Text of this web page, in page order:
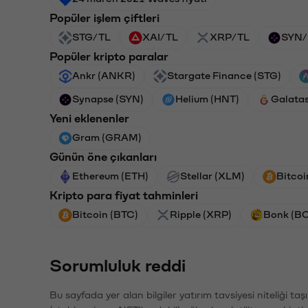
Popüler işlem çiftleri
STG/TL XAI/TL XRP/TL
Popüler kripto paralar
Ankr (ANKR) Stargate Finance (STG)
Synapse (SYN) Helium (HNT)
Yeni eklenenler
Gram (GRAM)
Günün öne çıkanları
Ethereum (ETH) Stellar (XLM)
Kripto para fiyat tahminleri
Bitcoin (BTC) Ripple (XRP) Bonk
Sorumluluk reddi
Bu sayfada yer alan bilgiler yatırım tavsiyesi niteliği